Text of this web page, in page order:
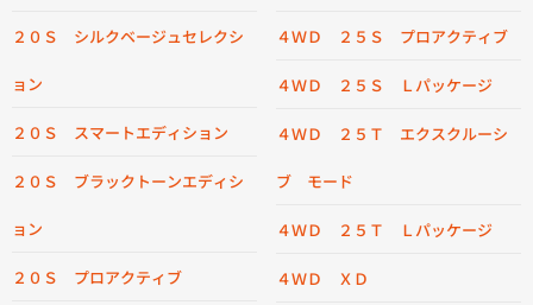
２０Ｓ シルクベージュセレクシ
ョン
２０Ｓ スマートエディション
２０Ｓ ブラックトーンエディシ
ョン
２０Ｓ プロアクティブ
４ＷＤ ２５Ｓ プロアクティブ
４ＷＤ ２５Ｓ Ｌパッケージ
４ＷＤ ２５Ｔ エクスクルーシ
ブ モード
４ＷＤ ２５Ｔ Ｌパッケージ
４ＷＤ ＸＤ